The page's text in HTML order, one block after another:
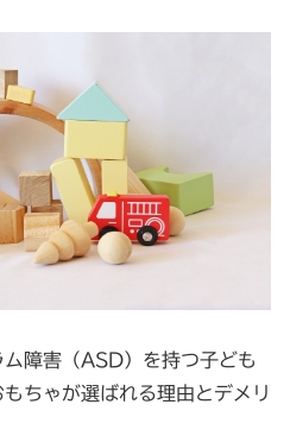
障害（ASD）を持つ子ども
ちゃが選ばれる理由とデメリ